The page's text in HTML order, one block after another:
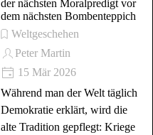
der nächsten Moralpredigt vor
dem nächsten Bombenteppich
Weltgeschehen
Peter Martin
15 Mär 2026
Während man der Welt täglich
Demokratie erklärt, wird die
alte Tradition gepflegt: Kriege